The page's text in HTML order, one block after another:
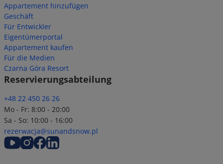
Appartement hinzufügen
Geschäft
Für Entwickler
Eigentümerportal
Appartement kaufen
Für die Medien
Czarna Góra Resort
Reservierungsabteilung
+48 22 450 26 26
Mo - Fr: 8:00 - 20:00
Sa - So: 10:00 - 16:00
rezerwacja@sunandsnow.pl